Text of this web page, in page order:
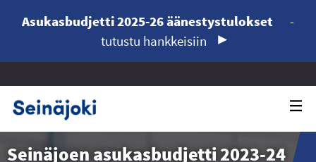
Asukasbudjetti 2025-26 äänestystulokset
-
tutustu hankkeisiin
Seinäjoen asukasbudjetti 2023-24